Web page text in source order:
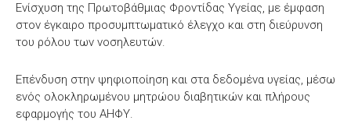
Ενίσχυση της Πρωτοβάθμιας Φροντίδας Υγείας, με έμφαση
στον έγκαιρο προσυμπτωματικό έλεγχο και στη διεύρυνση
του ρόλου των νοσηλευτών.
Επένδυση στην ψηφιοποίηση και στα δεδομένα υγείας, μέσω
ενός ολοκληρωμένου μητρώου διαβητικών και πλήρους
εφαρμογής του ΑΗΦΥ.